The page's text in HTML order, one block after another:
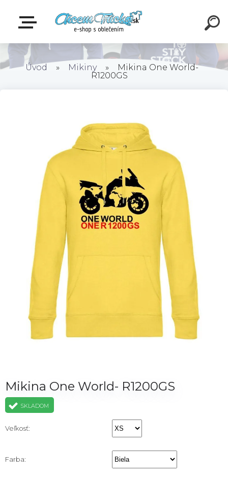
Úvod » Mikiny »
Mikina One World-
R1200GS
Mikina One World- R1200GS
SKLADOM
Veľkosť:
Farba: